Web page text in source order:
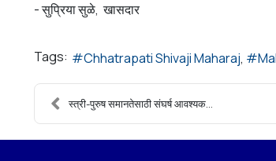
- सुप्रिया सुळे, खासदार
Tags: Chhatrapati Shivaji Maharaj
स्त्री-पुरुष समानतेसाठी संघर्ष आवश्यक...